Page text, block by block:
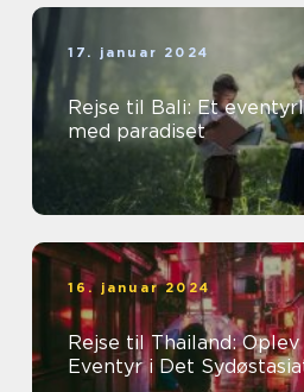
17. januar 2024
Rejse til Bali: Et
med paradiset
16. januar 2024
Rejse til Thailand:
Eventyr i Det